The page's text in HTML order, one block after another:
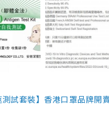
測試套裝】香港口罩品牌